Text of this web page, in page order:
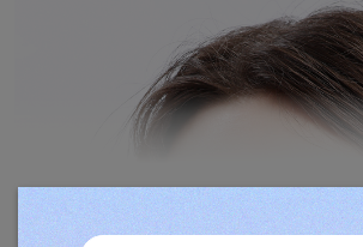
TOVÁBBIAK MEGJELENÍTÉSE